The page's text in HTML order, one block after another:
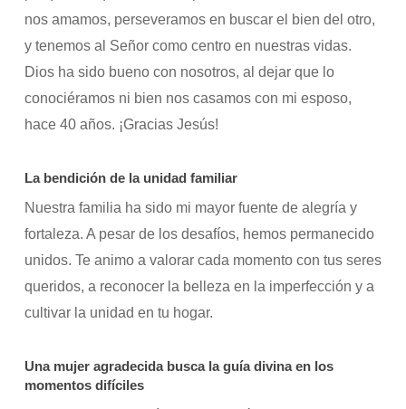
nos amamos, perseveramos en buscar el bien del otro,
y tenemos al Señor como centro en nuestras vidas.
Dios ha sido bueno con nosotros, al dejar que lo
conociéramos ni bien nos casamos con mi esposo,
hace 40 años. ¡Gracias Jesús!
La bendición de la unidad familiar
Nuestra familia ha sido mi mayor fuente de alegría y
fortaleza. A pesar de los desafíos, hemos permanecido
unidos. Te animo a valorar cada momento con tus seres
queridos, a reconocer la belleza en la imperfección y a
cultivar la unidad en tu hogar.
Una mujer agradecida busca la guía divina en los
momentos difíciles